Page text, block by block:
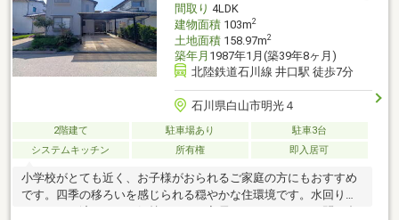
間取り 4LDK
建物面積103m2
土地面積158.97m2
築年月 1987年1月(築39年8ヶ月)
北陸鉄道石川線 井口駅 徒歩7分
石川県白山市明光４
2階建て 駐車場あり
駐車3台
システムキッチン
所有権 即入居可
小学校がとても近く、お子様がおられるご家庭の方にもおすすめ
です。四季の移ろいを感じられる穏やかな住環境です。水回りも